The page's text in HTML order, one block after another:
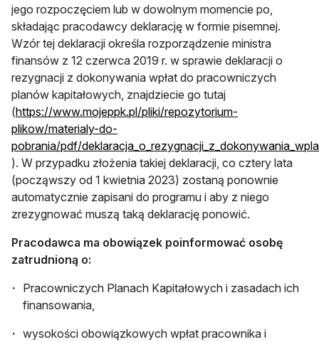
jego rozpoczęciem lub w dowolnym momencie po,
składając pracodawcy deklarację w formie pisemnej.
Wzór tej deklaracji określa rozporządzenie ministra
finansów z 12 czerwca 2019 r. w sprawie deklaracji o
rezygnacji z dokonywania wpłat do pracowniczych
planów kapitałowych, znajdziecie go tutaj
(https://www.mojeppk.pl/pliki/repozytorium-
plikow/materialy-do-
pobrania/pdf/
otwiera się w nowej karcie
). W przypadku złożenia takiej deklaracji, co cztery lata
(począwszy od 1 kwietnia 2023) zostaną ponownie
automatycznie zapisani do programu i aby z niego
zrezygnować muszą taką deklarację ponowić.
Pracodawca ma obowiązek poinformować osobę
zatrudnioną o:
Pracowniczych Planach Kapitałowych i zasadach ich
finansowania,
wysokości obowiązkowych wpłat pracownika i